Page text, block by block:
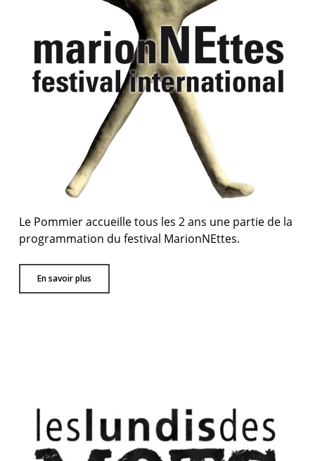
Le Pommier accueille tous les 2 ans une partie de la
programmation du festival MarionNEttes.
En savoir plus